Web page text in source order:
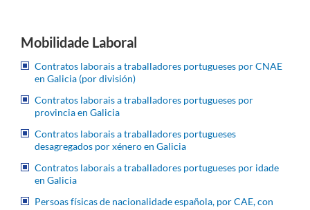
Mobilidade Laboral
Contratos laborais a traballadores portugueses por CNAE
en Galicia (por división)
Contratos laborais a traballadores portugueses por
provincia en Galicia
Contratos laborais a traballadores portugueses
desagregados por xénero en Galicia
Contratos laborais a traballadores portugueses por idade
en Galicia
Persoas físicas de nacionalidade española, por CAE, con